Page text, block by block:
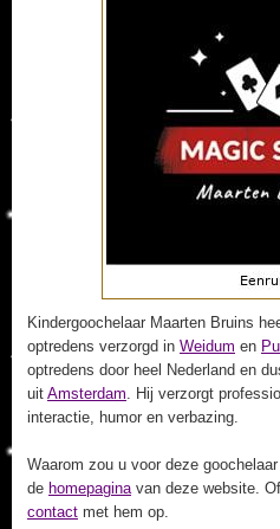
Kindergoochelaar Maarten Bruins
optredens verzorgd in Weidum en
optredens door heel Nederland en
uit Amsterdam. Hij verzorgt
interactie, humor en verbazing.
Waarom zou u voor deze
de homepaginavan deze website.
contact met hem op.